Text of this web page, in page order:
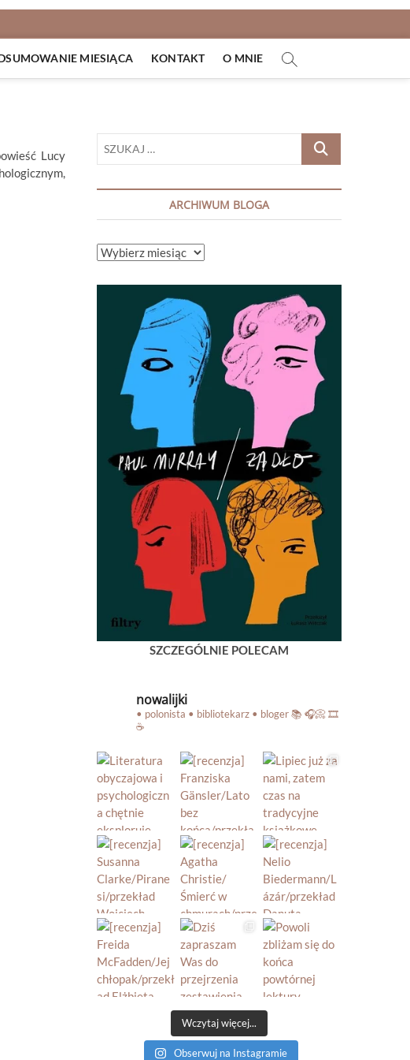
MIESIĄCA KONTAKT O MNIE
Lucy
SZUKAJ
ARCHIWUM BLOGA
ARCHIWUM
SZCZEGÓLNIE POLECAM
nowalijki
• polonista • bibliotekarz • bloger📚 🎧📀 🎞️
☕️
Wczytaj więcej...
Obserwuj na Instagramie